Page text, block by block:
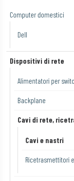
Computer domestici
Dell
Dispositivi di rete
Alimentatori per
Backplane
Cavi di rete,
Cavi e nastri
Ricetrasmettitori